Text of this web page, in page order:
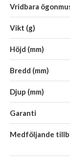
Vridbara
Vikt (g)
Höjd (mm)
Bredd (mm)
Djup (mm)
Garanti
Medföljande